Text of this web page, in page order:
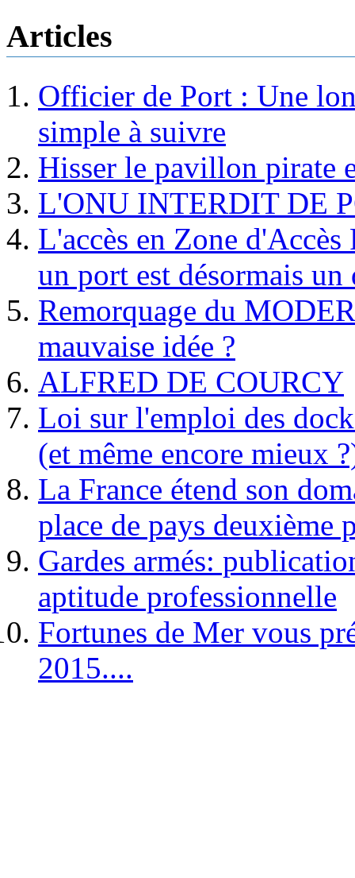
Articles
Officier de Port : Une
simple à suivre
Hisser le pavillon pirate
L'ONU INTERDIT DE
L'accès en Zone
un port est désormais un
Remorquage du
mauvaise idée ?
ALFRED DE COURCY
Loi sur l'emploi des
(et même encore mieux
La France étend son
place de pays deuxième
Gardes armés:
aptitude professionnelle
Fortunes de Mer vous
2015....